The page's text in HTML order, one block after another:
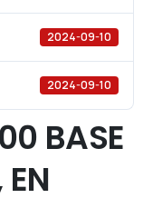
2024-09-10
2024-09-10
BASE